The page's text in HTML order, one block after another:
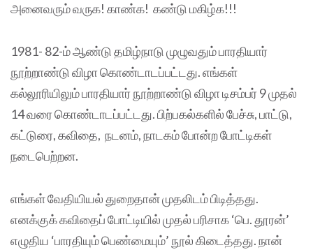
அனைவரும் வருக! காண்க! கண்டு மகிழ்க!!!
1981- 82-ம் ஆண்டு தமிழ்நாடு முழுவதும் பாரதியார்
நூற்றாண்டு விழா கொண்டாடப்பட்டது. எங்கள்
கல்லூரியிலும் பாரதியார் நூற்றாண்டு விழா டிசம்பர் 9 முதல்
14 வரை கொண்டாடப்பட்டது. பிற்பகல்களில் பேச்சு, பாட்டு,
கட்டுரை, கவிதை, நடனம், நாடகம் போன்ற போட்டிகள்
நடைபெற்றன.
எங்கள் வேதியியல் துறைதான் முதலிடம் பிடித்தது.
எனக்குக் கவிதைப் போட்டியில் முதல் பரிசாக ‘பெ. தூரன்’
எழுதிய ‘பாரதியும் பெண்மையும்’ நூல் கிடைத்தது. நான்